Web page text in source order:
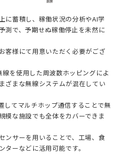
に蓄積し、稼働状況の分析やAI学
測で、予期せぬ稼働停止を未然に
客様にて用意いただく必要がござ
線を使用した周波数ホッピングによ
ざまな無線システムが混在してい
してマルチホップ通信することで無
模な施設でも全体をカバーできま
ンサーを用いることで、工場、食
ーなどに活用可能です。